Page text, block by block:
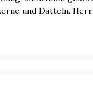
und Datteln.